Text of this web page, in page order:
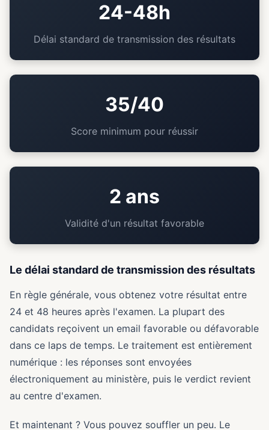
24-48h
Délai standard de transmission des résultats
35/40
Score minimum pour réussir
2 ans
Validité d'un résultat favorable
Le délai standard de transmission des résultats
En règle générale, vous obtenez votre résultat entre
24 et 48 heures après l'examen. La plupart des
candidats reçoivent un email favorable ou défavorable
dans ce laps de temps. Le traitement est entièrement
numérique : les réponses sont envoyées
électroniquement au ministère, puis le verdict revient
au centre d'examen.
Et maintenant ? Vous pouvez souffler un peu. Le